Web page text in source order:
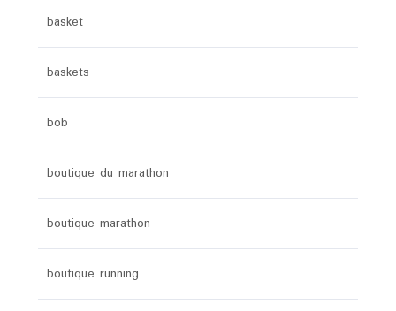
basket
baskets
bob
boutique du marathon
boutique marathon
boutique running